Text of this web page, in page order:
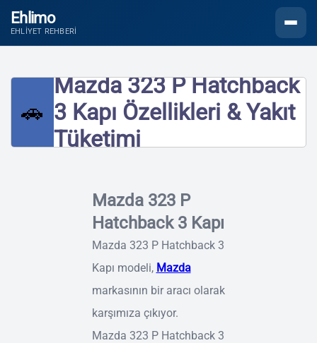
Ehlimo
EHLIYET REHBERI
🚗
Mazda 323 P Hatchback
3 Kapı Özellikleri & Yakıt
Tüketimi
Mazda 323 P
Hatchback 3 Kapı
Mazda 323 P Hatchback 3
Kapı modeli, Mazda
markasının bir aracı olarak
karşımıza çıkıyor.
Mazda 323 P Hatchback 3